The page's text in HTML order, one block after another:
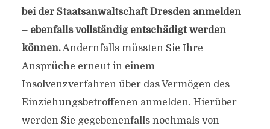
bei der Staatsanwaltschaft Dresden anmelden
– ebenfalls vollständig entschädigt werden
können.Andernfalls müssten Sie Ihre
Ansprüche erneut in einem
Insolvenzverfahren über das Vermögen des
Einziehungsbetroffenen anmelden. Hierüber
werden Sie gegebenenfalls nochmals von